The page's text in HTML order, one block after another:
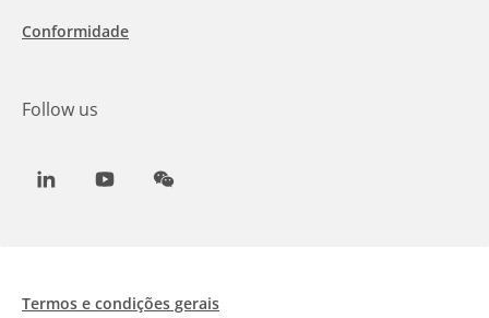
Conformidade
Follow us
LinkedInYoutubeWeChat
Termos e condições gerais